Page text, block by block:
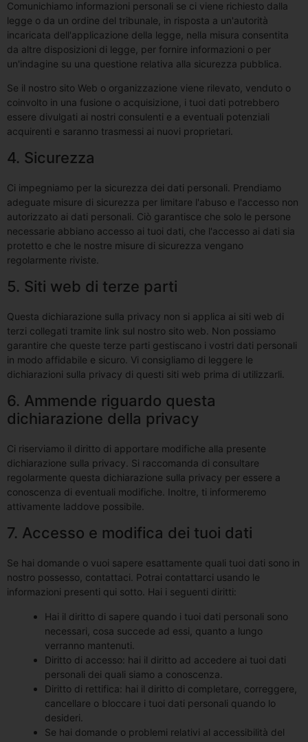
Comunichiamo informazioni personali se ci viene richiesto dalla
legge o da un ordine del tribunale, in risposta a un'autorità
incaricata dell'applicazione della legge, nella misura consentita
da altre disposizioni di legge, per fornire informazioni o per
un'indagine su una questione relativa alla sicurezza pubblica.
Se il nostro sito Web o organizzazione viene rilevato, venduto o
coinvolto in una fusione o acquisizione, i tuoi dati potrebbero
essere divulgati ai nostri consulenti e a eventuali potenziali
acquirenti e saranno trasmessi ai nuovi proprietari.
4. Sicurezza
Ci impegniamo per la sicurezza dei dati personali. Prendiamo
adeguate misure di sicurezza per limitare l'abuso e l'accesso non
autorizzato ai dati personali. Ciò garantisce che solo le persone
necessarie abbiano accesso ai tuoi dati, che l'accesso ai dati sia
protetto e che le nostre misure di sicurezza vengano
regolarmente riviste.
5. Siti web di terze parti
Questa dichiarazione sulla privacy non si applica ai siti web di
terzi collegati tramite link sul nostro sito web. Non possiamo
garantire che queste terze parti gestiscano i vostri dati personali
in modo affidabile e sicuro. Vi consigliamo di leggere le
dichiarazioni sulla privacy di questi siti web prima di utilizzarli.
6. Ammende riguardo questa
dichiarazione della privacy
Ci riserviamo il diritto di apportare modifiche alla presente
dichiarazione sulla privacy. Si raccomanda di consultare
regolarmente questa dichiarazione sulla privacy per essere a
conoscenza di eventuali modifiche. Inoltre, ti informeremo
attivamente laddove possibile.
7. Accesso e modifica dei tuoi dati
Se hai domande o vuoi sapere esattamente quali tuoi dati sono in
nostro possesso, contattaci. Potrai contattarci usando le
informazioni presenti qui sotto. Hai i seguenti diritti:
Hai il diritto di sapere quando i tuoi dati personali sono
necessari, cosa succede ad essi, quanto a lungo
verranno mantenuti.
Diritto di accesso: hai il diritto ad accedere ai tuoi dati
personali dei quali siamo a conoscenza.
Diritto di rettifica: hai il diritto di completare, correggere,
cancellare o bloccare i tuoi dati personali quando lo
desideri.
Se hai domande o problemi relativi al accessibilità del